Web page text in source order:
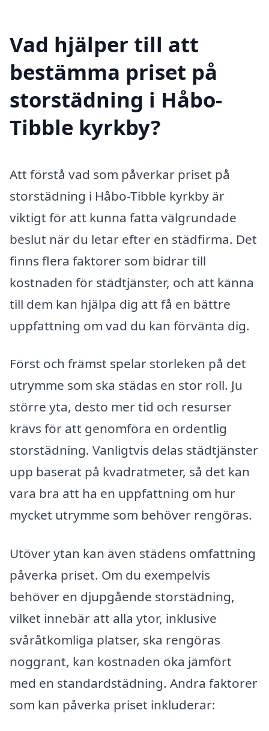
Vad hjälper till att
bestämma priset på
storstädning i Håbo-
Tibble kyrkby?
Att förstå vad som påverkar priset på
storstädning i Håbo-Tibble kyrkby är
viktigt för att kunna fatta välgrundade
beslut när du letar efter en städfirma. Det
finns flera faktorer som bidrar till
kostnaden för städtjänster, och att känna
till dem kan hjälpa dig att få en bättre
uppfattning om vad du kan förvänta dig.
Först och främst spelar storleken på det
utrymme som ska städas en stor roll. Ju
större yta, desto mer tid och resurser
krävs för att genomföra en ordentlig
storstädning. Vanligtvis delas städtjänster
upp baserat på kvadratmeter, så det kan
vara bra att ha en uppfattning om hur
mycket utrymme som behöver rengöras.
Utöver ytan kan även städens omfattning
påverka priset. Om du exempelvis
behöver en djupgående storstädning,
vilket innebär att alla ytor, inklusive
svåråtkomliga platser, ska rengöras
noggrant, kan kostnaden öka jämfört
med en standardstädning. Andra faktorer
som kan påverka priset inkluderar: